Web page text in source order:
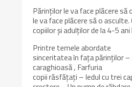
Părinților le va face plăcere să
le va face plăcere să o asculte.
copiilor și adulților de la 4-5 ani
Printre temele abordate
sinceritatea în fața părinților
caraghioasă , Farfuria
copii răsfățați – Iedul cu trei